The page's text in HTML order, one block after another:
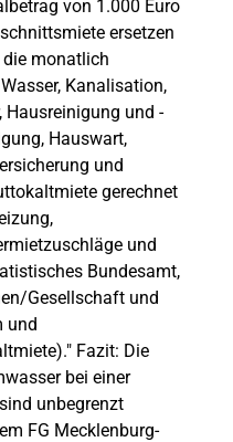
von 1.000 Euro
ersetzen
monatlich
Kanalisation,
und -
Hauswart,
und
gerechnet
und
Bundesamt,
Gesellschaft und
und
Fazit: Die
bei einer
unbegrenzt
FG Mecklenburg-